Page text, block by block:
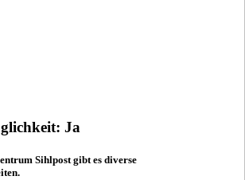
Ja
Sihlpost gibt es diverse